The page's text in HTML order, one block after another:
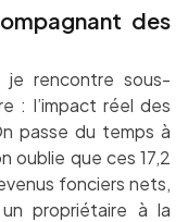
des
je rencontre sous-
: l’impact réel des
passe du temps à
oublie que ces 17,2
fonciers nets,
propriétaire à la